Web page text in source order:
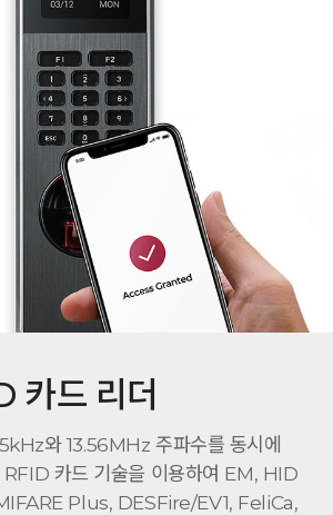
카드 리더
와 13.56MHz 주파수를 동시에
RFID 카드 기술을 이용하여 EM, HID
Plus, DESFire/EV1, FeliCa,